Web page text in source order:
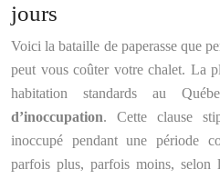
jours
Voici la bataille de paperasse que
peut vous coûter votre chalet. La
habitation standards au
d’inoccupation. Cette clause
inoccupé pendant une période
parfois plus, parfois moins, selon